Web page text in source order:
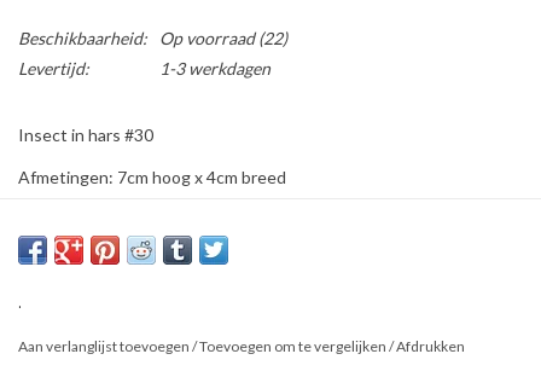
Beschikbaarheid: Op voorraad(22)
Levertijd:
1-3 werkdagen
Insect in hars #30
Afmetingen: 7cm hoog x 4cm breed
de foto
.
Aan verlanglijst toevoegen /Toevoegen om te vergelijken /Afdrukken